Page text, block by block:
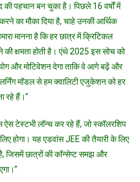
पहचान बन चुका है। पिछले 16 वर्षों में
का मौका दिया है, चाहे उनकी आर्थिक
मानना है कि हर छात्र में क्रिटिकल
क्षमता होती है। एंथे 2025 इस सोच को
और मोटिवेशन देगा ताकि वे आगे बढ़ें और
मॉडल से हम क्वालिटी एजुकेशन को हर
रहे हैं।”
टेस्टभी लॉन्च कर रहे हैं, जो स्कॉलरशिप
होगा। यह एडवांस JEE की तैयारी के लिए
है, जिसमें छात्रों की कॉन्सेप्ट समझ और